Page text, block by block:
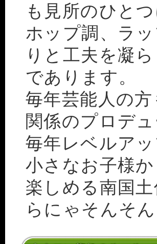
も見所のひと
ホップ調、ラ
りと工夫を凝
であります。
毎年芸能人の
関係のプロデ
毎年レベルア
小さなお子様
楽しめる南国
らにゃそんそん